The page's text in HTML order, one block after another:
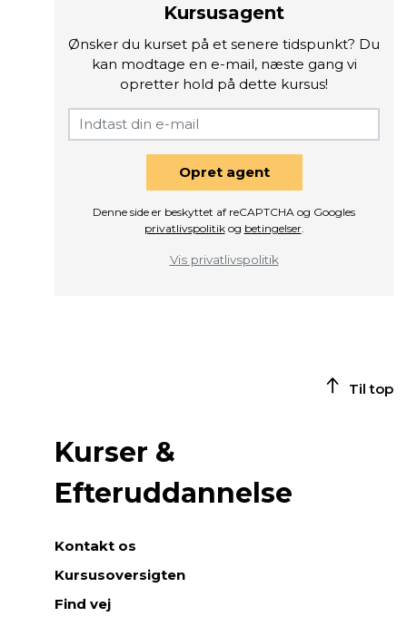
Kursusagent
Ønsker du kurset på et senere tidspunkt? Du
kan modtage en e-mail, næste gang vi
opretter hold på dette kursus!
Opret agent
Denne side er beskyttet af reCAPTCHA og Googles
privatlivspolitikog betingelser.
Vis privatlivspolitik
Til top
Kurser &
Efteruddannelse
Kontakt os
Kursusoversigten
Find vej